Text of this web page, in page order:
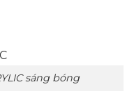
sáng bóng